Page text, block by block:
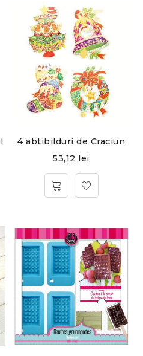
4 abtibilduri de Craciun
53,12 lei